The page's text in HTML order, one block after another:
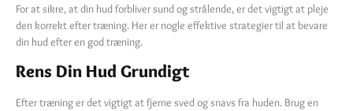
For at sikre, at din hud forbliver sund og strålende, er det vigtigt at pleje
den korrekt efter træning. Her er nogle effektive strategier til at bevare
din hud efter en god træning.
Rens Din Hud Grundigt
Efter træning er det vigtigt at fjerne sved og snavs fra huden. Brug en